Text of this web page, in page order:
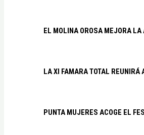
EL MOLINA OROSA MEJORA LA
LA XI FAMARA TOTAL
PUNTA MUJERES ACOGE EL